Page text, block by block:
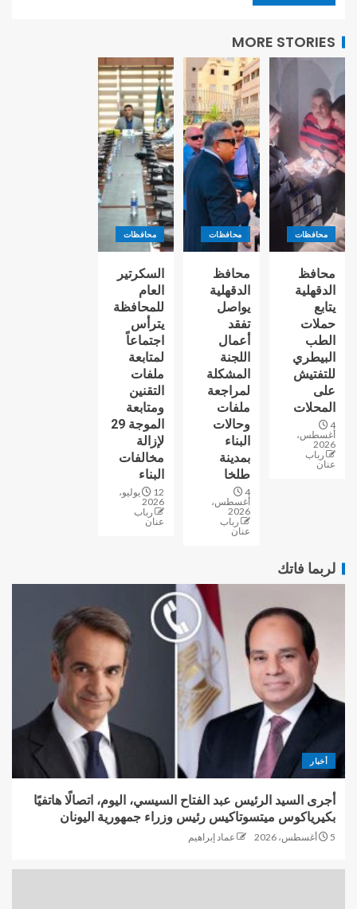
MORE STORIES
محافظات
محافظ
الدقهلية
يتابع
حملات
الطب
البيطري
للتفتيش
على
المحلات
4
أغسطس،
2026
رباب
عنان
محافظات
محافظ
الدقهلية
يواصل
تفقد
أعمال
اللجنة
المشكلة
لمراجعة
ملفات
وحالات
البناء
بمدينة
طلخا
4
أغسطس،
2026
رباب
عنان
محافظات
السكرتير
العام
للمحافظة
يترأس
اجتماعاً
لمتابعة
ملفات
التقنين
ومتابعة
الموجة 29
لإزالة
مخالفات
البناء
12 يوليو،
2026
رباب
عنان
لربما فاتك
أخبار
أجرى السيد الرئيس عبد الفتاح السيسي، اليوم، اتصالًا هاتفيًا
بكيرياكوس ميتسوتاكيس رئيس وزراء جمهورية اليونان
5 أغسطس، 2026 عماد إبراهيم